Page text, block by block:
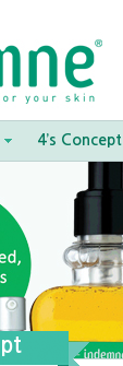
4’s Concept